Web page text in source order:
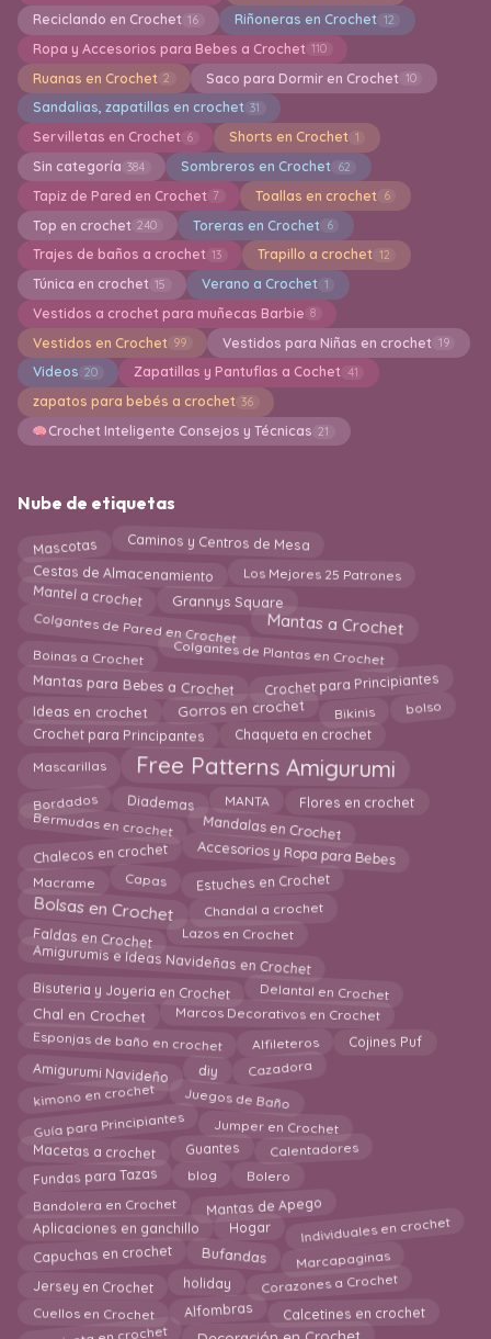
Reciclando en Crochet 16 Riñoneras en Crochet 12
Ropa y Accesorios para Bebes a Crochet 110
Ruanas en Crochet 2 Saco para Dormir en Crochet 10
Sandalias, zapatillas en crochet 31
Servilletas en Crochet 6 Shorts en Crochet 1
Sin categoría 384 Sombreros en Crochet 62
Tapiz de Pared en Crochet 7 Toallas en crochet 6
Top en crochet 240 Toreras en Crochet 6
Trajes de baños a crochet 13 Trapillo a crochet 12
Túnica en crochet 15 Verano a Crochet 1
Vestidos a crochet para muñecas Barbie 8
Vestidos en Crochet 99 Vestidos para Niñas en crochet 19
Videos 20 Zapatillas y Pantuflas a Cochet 41
zapatos para bebés a crochet 36
Crochet Inteligente Consejos y Técnicas 21
Nube de etiquetas
Mascotas Caminos y Centros de Mesa
Cestas de Almacenamiento Los Mejores 25 Patrones
Mantel a crochet Grannys Square
Colgantes de Pared en Crochet Mantas a Crochet
Boinas a Crochet Colgantes de Plantas en Crochet
Mantas para Bebes a Crochet Crochet para Principiantes
Ideas en crochet Gorros en crochet Bikinis bolso
Crochet para Principantes Chaqueta en crochet
Mascarillas Free Patterns Amigurumi
Bordados Diademas MANTA Flores en crochet
Bermudas en crochet Mandalas en Crochet
Chalecos en crochet Accesorios y Ropa para Bebes
Macrame Capas Estuches en Crochet
Bolsas en Crochet Chandal a crochet
Faldas en Crochet Lazos en Crochet
Amigurumis e Ideas Navideñas en Crochet
Bisuteria y Joyeria en Crochet Delantal en Crochet
Chal en Crochet Marcos Decorativos en Crochet
Esponjas de baño en crochet Alfileteros Cojines Puf
Amigurumi Navideño diy Cazadora
kimono en crochet Juegos de Baño
Guía para Principiantes Jumper en Crochet
Macetas a crochet Guantes Calentadores
Fundas para Tazas blog Bolero
Bandolera en Crochet Mantas de Apego
Aplicaciones en ganchillo Hogar Individuales en crochet
Capuchas en crochet Bufandas Marcapaginas
Jersey en Crochet holiday Corazones a Crochet
Cuellos en Crochet Alfombras Calcetines en crochet